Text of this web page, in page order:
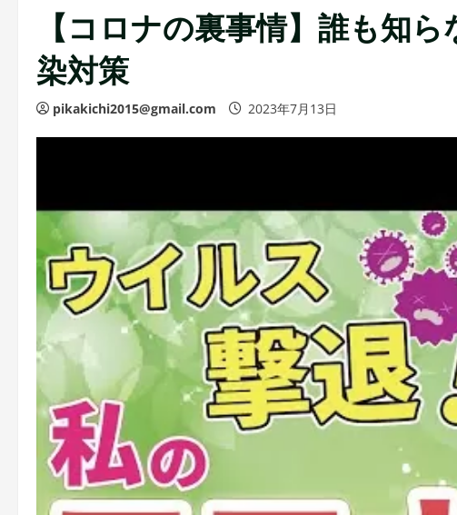
【コロナの裏事情】誰も知
染対策
pikakichi2015@gmail.com 2023年7月13日